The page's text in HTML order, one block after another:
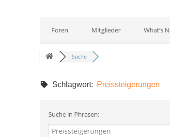
Foren Mitglieder What’s
Suche
Schlagwort: Preissteigerungen
Suche in Phrasen: